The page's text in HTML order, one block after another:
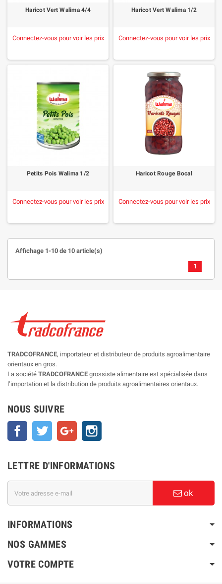
Haricot Vert Walima 4/4
Connectez-vous pour voir les prix
Haricot Vert Walima 1/2
Connectez-vous pour voir les prix
Petits Pois Walima 1/2
Connectez-vous pour voir les prix
Haricot Rouge Bocal
Connectez-vous pour voir les prix
Affichage 1-10 de 10 article(s)
1
TRADCOFRANCE, importateur et distributeur de produits agroalimentaire
orientaux en gros.
La société TRADCOFRANCE grossiste alimentaire est spécialisée dans
l’importation et la distribution de produits agroalimentaires orientaux.
NOUS SUIVRE
Facebook Twitter Google+
LETTRE D'INFORMATIONS
ok
INFORMATIONS
NOS GAMMES
VOTRE COMPTE